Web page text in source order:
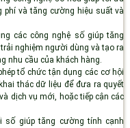
phí và tăng cường hiệu suất và
các công nghệ số giúp tăng
nghiệm người dùng và tạo ra
nhu cầu của khách hàng.
tổ chức tận dụng các cơ hội
thác dữ liệu để đưa ra quyết
dịch vụ mới, hoặc tiếp cận các
số giúp tăng cường tính cạnh